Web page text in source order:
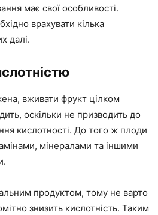
має свої особливості.
врахувати кілька
далі.
вживати фрукт цілком
оскільки не призводить до
кислотності. До того ж плоди
мінералами та іншими
продуктом, тому не варто
знизить кислотність. Таким